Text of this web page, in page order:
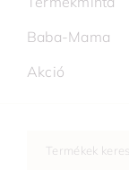
Baba-Mama
Akció